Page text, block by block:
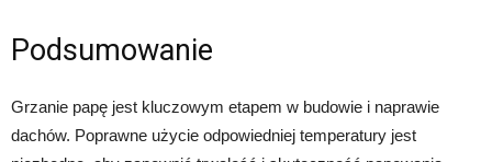
Podsumowanie
Grzanie papę jest kluczowym etapem w budowie i naprawie
dachów. Poprawne użycie odpowiedniej temperatury jest